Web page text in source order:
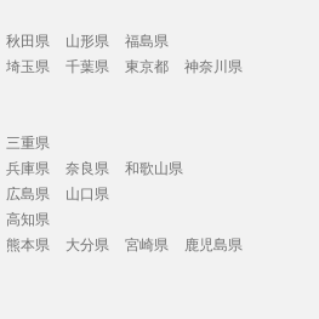
秋田県 山形県
福島県
埼玉県 千葉県 東京都
神奈川県
三重県
兵庫県 奈良県
和歌山県
広島県
山口県
高知県
熊本県 大分県 宮崎県
鹿児島県